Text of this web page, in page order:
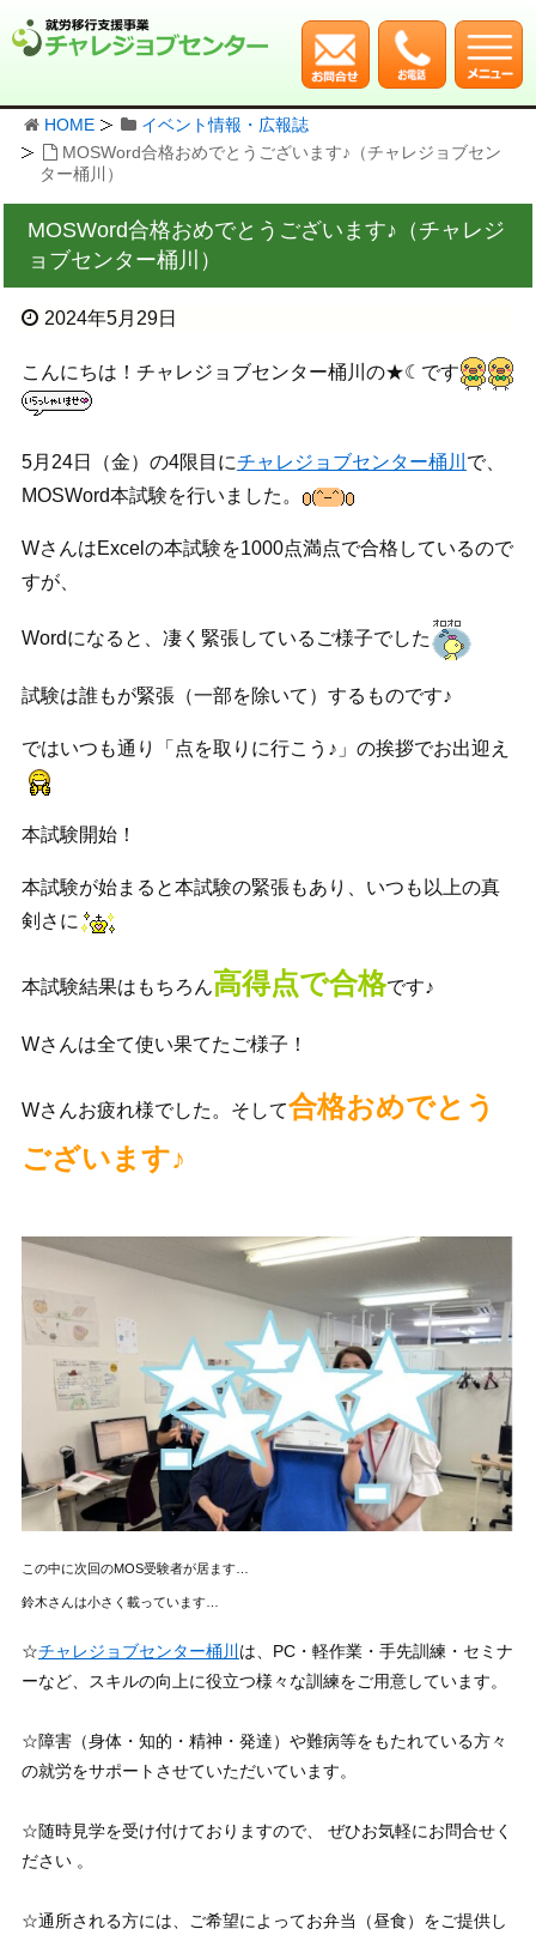
HOME
イベント情報・広報誌
MOSWord合格おめでとうございます♪（チャレジョブセン
ター桶川）
MOSWord合格おめでとうございます♪（チャレジ
ョブセンター桶川）
2024年5月29日
こんにちは！チャレジョブセンター桶川の★☾です
5月24日（金）の4限目にチャレジョブセンター桶川 で、
MOSWord本試験を行いました。
WさんはExcelの本試験を1000点満点で合格しているので
すが、
Wordになると、凄く緊張しているご様子でした
試験は誰もが緊張（一部を除いて）するものです♪
ではいつも通り「点を取りに行こう♪」の挨拶でお出迎え
本試験開始！
本試験が始まると本試験の緊張もあり、いつも以上の真
剣さに
本試験結果はもちろん高得点で合格です♪
Wさんは全て使い果てたご様子！
Wさんお疲れ様でした。そして合格おめでとう
ございます♪
この中に次回のMOS受験者が居ます…
鈴木さんは小さく載っています…
☆チャレジョブセンター桶川 は、PC・軽作業・手先訓練・セミナ
ーなど、スキルの向上に役立つ様々な訓練をご用意しています。
☆障害（身体・知的・精神・発達）や難病等をもたれている方々
の就労をサポートさせていただいています。
☆随時見学を受け付けておりますので、 ぜひお気軽にお問合せく
ださい 。
☆通所される方には、ご希望によってお弁当（昼食）をご提供し